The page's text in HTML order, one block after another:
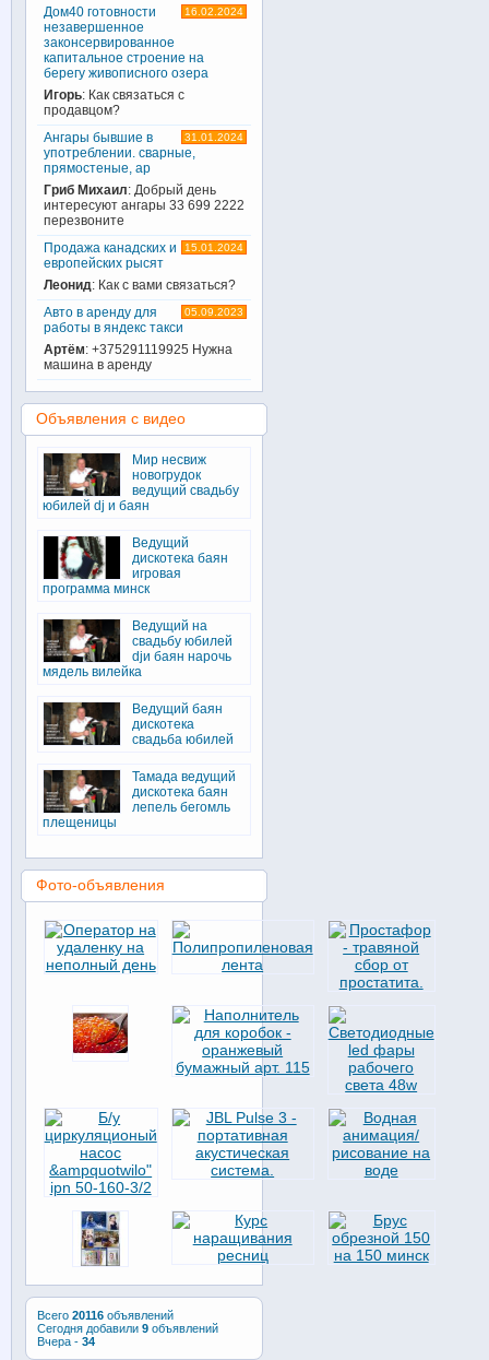
16.02.2024
Дом40 готовности
незавершенное
законсервированное
капитальное строение на
берегу живописного озера
Игорь: Как связаться с
продавцом?
31.01.2024
Ангары бывшие в
употреблении. сварные,
прямостеные, ар
Гриб Михаил: Добрый день
интересуют ангары 33 699 2222
перезвоните
15.01.2024
Продажа канадских и
европейских рысят
Леонид: Как с вами связаться?
05.09.2023
Авто в аренду для
работы в яндекс такси
Артём: +375291119925 Нужна
машина в аренду
Объявления с видео
Мир несвиж
новогрудок
ведущий свадьбу
юбилей dj и баян
Ведущий
дискотека баян
игровая
программа минск
Ведущий на
свадьбу юбилей
djи баян нарочь
мядель вилейка
Ведущий баян
дискотека
свадьба юбилей
Тамада ведущий
дискотека баян
лепель бегомль
плещеницы
Фото-объявления
Всего 20116объявлений
Сегодня добавили 9объявлений
Вчера - 34